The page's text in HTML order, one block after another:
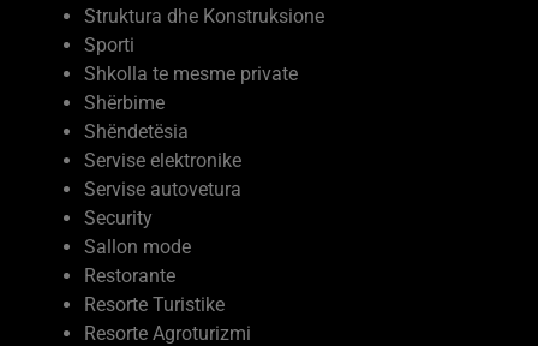
Sporti
Shkolla te mesme private
Shërbime
Shëndetësia
Servise elektronike
Servise autovetura
Security
Sallon mode
Restorante
Resorte Turistike
Resorte Agroturizmi
Prodhime plastike